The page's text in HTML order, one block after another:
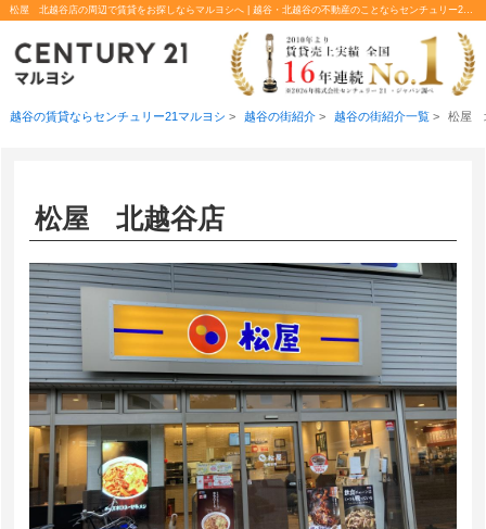
松屋 北越谷店の周辺で賃貸をお探しならマルヨシへ | 越谷・北越谷の不動産のことならセンチュリー21マルヨシ
越谷の賃貸ならセンチュリー21マルヨシ > 越谷の街紹介> 越谷の街紹介一覧> 松屋
松屋 北越谷店